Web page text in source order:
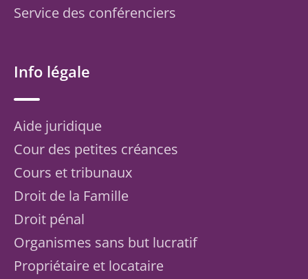
Service des conférenciers
Info légale
Aide juridique
Cour des petites créances
Cours et tribunaux
Droit de la Famille
Droit pénal
Organismes sans but lucratif
Propriétaire et locataire